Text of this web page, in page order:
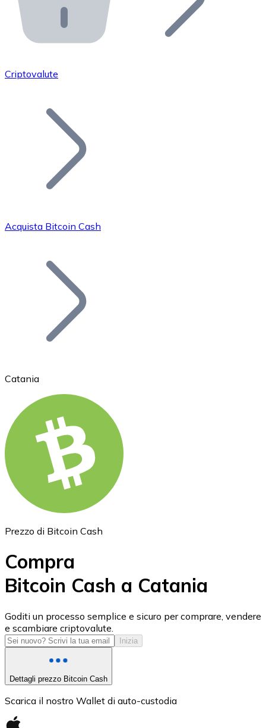
API Bitnovo
Integra la nostra API nel tuo ecosistema.
Unisciti alla nostra rete di rivenditori e
Aggiungi il token del tuo progetto al nostro servizio di
Bitcoin
Ethereum
USD Coin
USDC
Criptovalute
Acquista Bitcoin Cash
Catania
Prezzo di Bitcoin Cash
Compra
Bitcoin Cash a Catania
Goditi un processo semplice e sicuro per comprare, vendere
e scambiare criptovalute.
Inizia
Dettagli prezzo Bitcoin Cash
Scarica il nostro Wallet di auto-custodia